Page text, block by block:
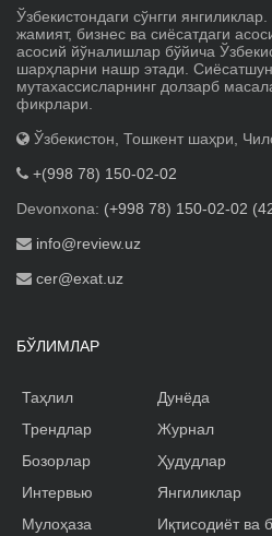
Ўзбекистондаги сўнгги
жамият, бизнес ва сиёсатдаги
асосий йўналишлар бўйича
шарҳларни нашр этади.
мутахассисларнинг долзарб
фикрлари.
Ўзбекистон, Тошкент шаҳри,
+(998 78) 150-02-02
Devonxona: (+998 78) 150-02-02
info@review.uz
cer@exat.uz
БЎЛИМЛАР
Таҳлил
Трендлар
Бозорлар
Интервью
Мулоҳаза
Дунёда
Журнал
Ҳудудлар
Янгиликлар
Иқтисодиёт ва